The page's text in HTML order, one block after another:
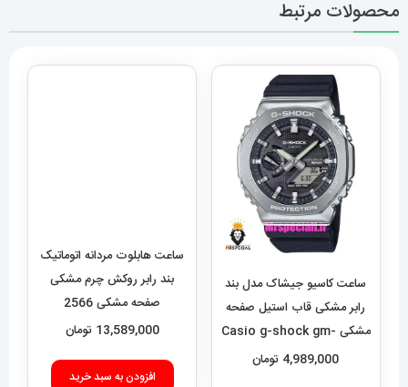
محصولات مرتبط
ساعت کاسیو جیشاک مدل بند
رابر مشکی قاب استیل صفحه
مشکی Casio g-shock gm-
2100 021462
4,989,000 تومان
ساعت هابلوت مردانه اتوماتیک
بند رابر روکش چرم مشکی
صفحه مشکی 2566
HUBLOT BIG BANG
13,589,000 تومان
افزودن به سبد خرید